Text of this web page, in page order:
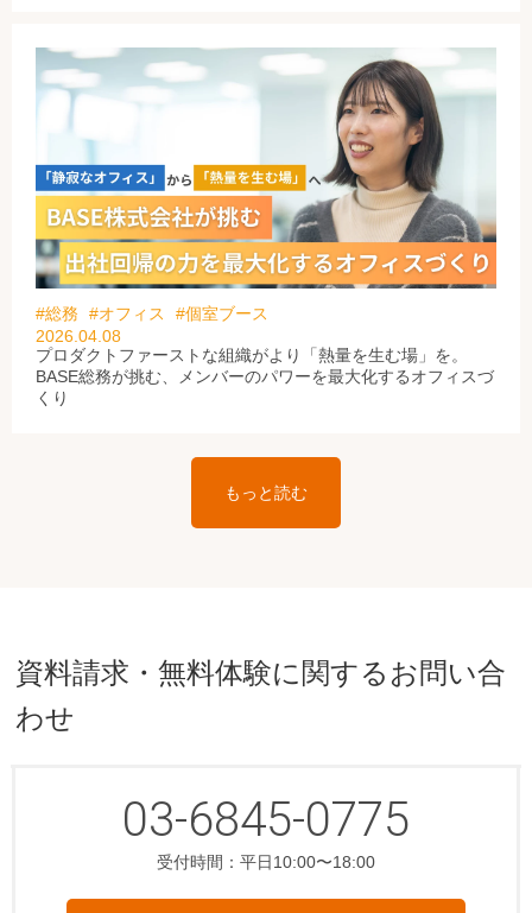
#総務 #オフィス
#個室ブース
2026.04.08
プロダクトファーストな組織がより「熱量を生む場」を。
BASE総務が挑む、メンバーのパワーを最大化するオフィスづ
くり
もっと読む
資料請求・無料体験に関するお問い合
わせ
03-6845-0775
受付時間：平日10:00〜18:00